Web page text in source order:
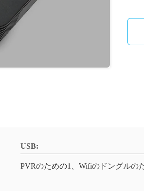
USB:
PVRのための1、Wifiのドングルの